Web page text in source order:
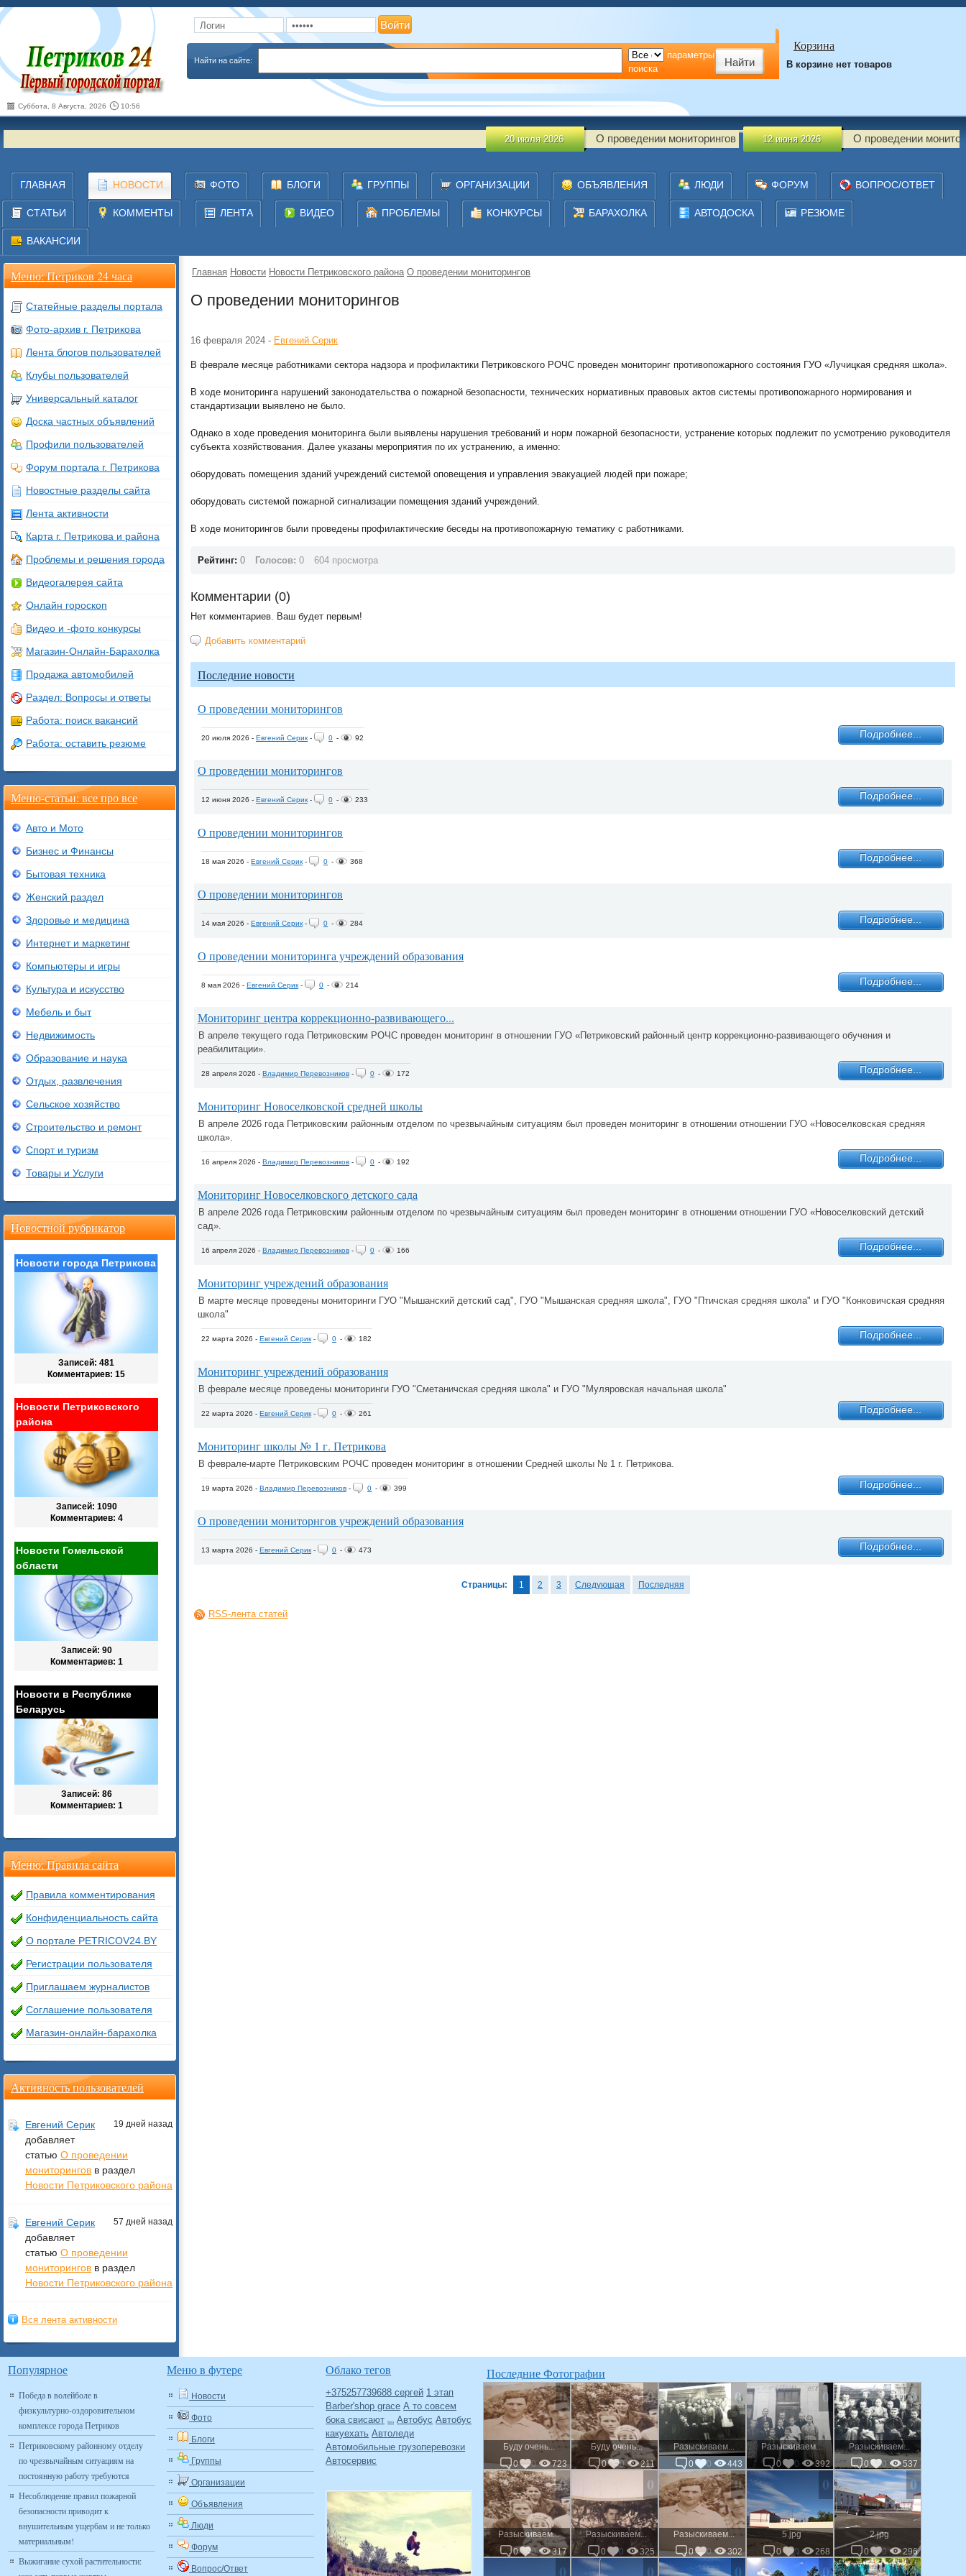
Запомнить Забыли пароль? Регистрация
Найти на сайте:
параметры
поиска
Суббота, 8 Августа, 2026 10:56
Корзина
В корзине нет товаров
20 июля 2026 О проведении мониторингов 12 июня 2026 О проведении мониторингов
ГЛАВНАЯ НОВОСТИ ФОТО БЛОГИ ГРУППЫ ОРГАНИЗАЦИИ ОБЪЯВЛЕНИЯ ЛЮДИ ФОРУМ ВОПРОС/ОТВЕТ
СТАТЬИ КОММЕНТЫ ЛЕНТА ВИДЕО ПРОБЛЕМЫ КОНКУРСЫ БАРАХОЛКА АВТОДОСКА РЕЗЮМЕ
ВАКАНСИИ
Главная Новости Новости Петриковского района О проведении мониторингов
О проведении мониторингов
16 февраля 2024 - Евгений Серик
В феврале месяце работниками сектора надзора и профилактики Петриковского РОЧС проведен мониторинг противопожарного состояния ГУО «Лучицкая средняя школа».
В ходе мониторинга нарушений законодательства о пожарной безопасности, технических нормативных правовых актов системы противопожарного нормирования и
стандартизации выявлено не было.
Однако в ходе проведения мониторинга были выявлены нарушения требований и норм пожарной безопасности, устранение которых подлежит по усмотрению руководителя
субъекта хозяйствования. Далее указаны мероприятия по их устранению, а именно:
оборудовать помещения зданий учреждений системой оповещения и управления эвакуацией людей при пожаре;
оборудовать системой пожарной сигнализации помещения зданий учреждений.
В ходе мониторингов были проведены профилактические беседы на противопожарную тематику с работниками.
Рейтинг: 0 Голосов: 0 604 просмотра
Комментарии (0)
Нет комментариев. Ваш будет первым!
Добавить комментарий
Последние новости
О проведении мониторингов
20 июля 2026 - Евгений Серик - 0 - 92 Подробнее...
О проведении мониторингов
12 июня 2026 - Евгений Серик - 0 - 233 Подробнее...
О проведении мониторингов
18 мая 2026 - Евгений Серик - 0 - 368 Подробнее...
О проведении мониторингов
14 мая 2026 - Евгений Серик - 0 - 284 Подробнее...
О проведении мониторинга учреждений образования
8 мая 2026 - Евгений Серик - 0 - 214 Подробнее...
Мониторинг центра коррекционно-развивающего...
В апреле текущего года Петриковским РОЧС проведен мониторинг в отношении ГУО «Петриковский районный центр коррекционно-развивающего обучения и
реабилитации».
28 апреля 2026 - Владимир Перевозников - 0 - 172 Подробнее...
Мониторинг Новоселковской средней школы
В апреле 2026 года Петриковским районным отделом по чрезвычайным ситуациям был проведен мониторинг в отношении отношении ГУО «Новоселковская средняя
школа».
16 апреля 2026 - Владимир Перевозников - 0 - 192 Подробнее...
Мониторинг Новоселковского детского сада
В апреле 2026 года Петриковским районным отделом по чрезвычайным ситуациям был проведен мониторинг в отношении отношении ГУО «Новоселковский детский
сад».
16 апреля 2026 - Владимир Перевозников - 0 - 166 Подробнее...
Мониторинг учреждений образования
В марте месяце проведены мониторинги ГУО "Мышанский детский сад", ГУО "Мышанская средняя школа", ГУО "Птичская средняя школа" и ГУО "Конковичская средняя
школа"
22 марта 2026 - Евгений Серик - 0 - 182 Подробнее...
Мониторинг учреждений образования
В феврале месяце проведены мониторинги ГУО "Сметаничская средняя школа" и ГУО "Муляровская начальная школа"
22 марта 2026 - Евгений Серик - 0 - 261 Подробнее...
Мониторинг школы № 1 г. Петрикова
В феврале-марте Петриковским РОЧС проведен мониторинг в отношении Средней школы № 1 г. Петрикова.
19 марта 2026 - Владимир Перевозников - 0 - 399 Подробнее...
О проведении мониторнгов учреждений образования
13 марта 2026 - Евгений Серик - 0 - 473 Подробнее...
Страницы: 1 2 3 Следующая Последняя
RSS-лента статей
Меню: Петриков 24 часа
Статейные разделы портала
Фото-архив г. Петрикова
Лента блогов пользователей
Клубы пользователей
Универсальный каталог
Доска частных объявлений
Профили пользователей
Форум портала г. Петрикова
Новостные разделы сайта
Лента активности
Карта г. Петрикова и района
Проблемы и решения города
Видеогалерея сайта
Онлайн гороскоп
Видео и -фото конкурсы
Магазин-Онлайн-Барахолка
Продажа автомобилей
Раздел: Вопросы и ответы
Работа: поиск вакансий
Работа: оставить резюме
Меню-статьи: все про все
Авто и Мото
Бизнес и Финансы
Бытовая техника
Женский раздел
Здоровье и медицина
Интернет и маркетинг
Компьютеры и игры
Культура и искусство
Мебель и быт
Недвижимость
Образование и наука
Отдых, развлечения
Сельское хозяйство
Строительство и ремонт
Спорт и туризм
Товары и Услуги
Новостной рубрикатор
Новости города Петрикова
Записей: 481
Комментариев: 15
Новости Петриковского
района
Записей: 1090
Комментариев: 4
Новости Гомельской
области
Записей: 90
Комментариев: 1
Новости в Республике
Беларусь
Записей: 86
Комментариев: 1
Меню: Правила сайта
Правила комментирования
Конфиденциальность сайта
О портале PETRICOV24.BY
Регистрации пользователя
Приглашаем журналистов
Соглашение пользователя
Магазин-онлайн-барахолка
Активность пользователей
19 дней назад
Евгений Серик
добавляет
статью О проведении
мониторингов в раздел
Новости Петриковского района
57 дней назад
Евгений Серик
добавляет
статью О проведении
мониторингов в раздел
Новости Петриковского района
Вся лента активности
Популярное
Победа в волейболе в
физкультурно-оздоровительном
комплексе города Петриков
Петриковскому районному отделу
по чрезвычайным ситуациям на
постоянную работу требуются
Несоблюдение правил пожарной
безопасности приводит к
внушительным ущербам и не только
материальным!
Выжигание сухой растительности:
Меню в футере
Новости
Фото
Блоги
Группы
Организации
Объявления
Люди
Форум
Вопрос/Ответ
Облако тегов
+375257739688 сергей 1 этап
Barber'shop grace А то совсем
бока свисают
Авто Автобус Автобус
какуехать Автоледи
Автомобильные грузоперевозки
Автосервис
Последние Фотографии
0
Буду очень...
0
0 723
0
Буду очень...
0
0 211
0
Разыскиваем...
0
0 443
0
Разыскиваем...
0
0 392
0
Разыскиваем...
0
0 537
0
Разыскиваем...
0
0 317
0
Разыскиваем...
0
0 325
0
Разыскиваем...
0
0 302
0
5.jpg
0
0 268
0
2.jpg
0
0 296